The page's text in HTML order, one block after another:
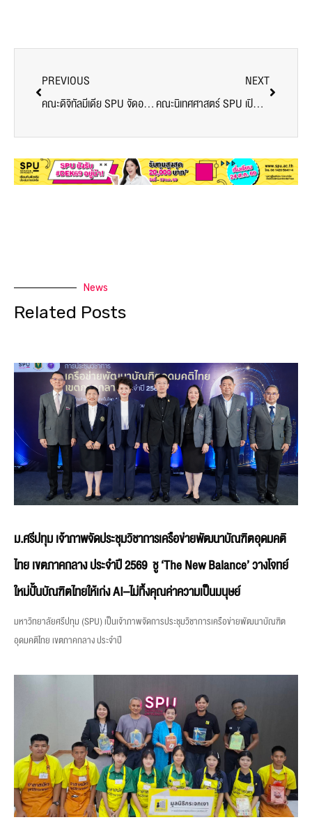
PREVIOUS
คณะดิจิทัลมีเดีย SPU จัดอบรม “การคิด Idea คอนเทนต์” เสริมทักษะนักศึกษาให้พร้อมสร้างสรรค์ผลงาน
NEXT
คณะนิเทศศาสตร์ SPU เปิดโลกภาพยนตร์เอเชีย พานักศึกษาชม “Cesium Fallout” หนังดังฮ่องกงจากเทศกาลระดับนานาชาติ
News
Related Posts
ม.ศรีปทุม เจ้าภาพจัดประชุมวิชาการเครือข่ายพัฒนาบัณฑิตอุดมคติ
ไทย เขตภาคกลาง ประจำปี 2569 ชู ‘The New Balance’ วางโจทย์
ใหม่ปั้นบัณฑิตไทยให้เก่ง AI–ไม่ทิ้งคุณค่าความเป็นมนุษย์
มหาวิทยาลัยศรีปทุม (SPU) เป็นเจ้าภาพจัดการประชุมวิชาการเครือข่ายพัฒนาบัณฑิต
อุดมคติไทย เขตภาคกลาง ประจำปี